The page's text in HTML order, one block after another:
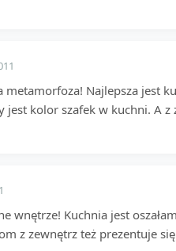
metamorfoza! Najlepsza jest
jest kolor szafek w kuchni. A z
wnętrze! Kuchnia jest
z zewnętrz też prezentuje